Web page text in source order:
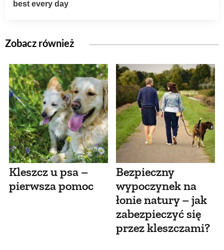
Zobacz również
Kleszcz u psa –
pierwsza pomoc
Bezpieczny
wypoczynek na
łonie natury – jak
zabezpieczyć się
przez kleszczami?